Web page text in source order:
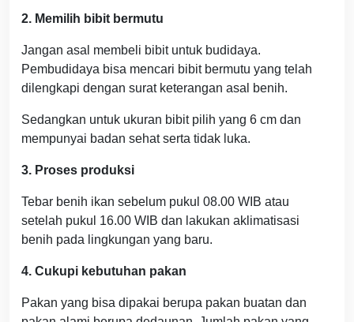
2. Memilih bibit bermutu
Jangan asal membeli bibit untuk budidaya.
Pembudidaya bisa mencari bibit bermutu yang telah
dilengkapi dengan surat keterangan asal benih.
Sedangkan untuk ukuran bibit pilih yang 6 cm dan
mempunyai badan sehat serta tidak luka.
3. Proses produksi
Tebar benih ikan sebelum pukul 08.00 WIB atau
setelah pukul 16.00 WIB dan lakukan aklimatisasi
benih pada lingkungan yang baru.
4. Cukupi kebutuhan pakan
Pakan yang bisa dipakai berupa pakan buatan dan